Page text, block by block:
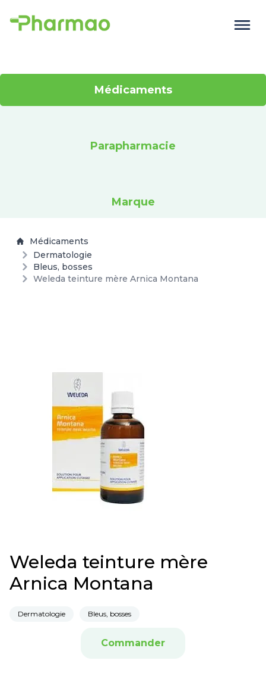
Médicaments
Parapharmacie
Marque
Médicaments
Dermatologie
Bleus, bosses
Weleda teinture mère Arnica Montana
Weleda teinture mère
Arnica Montana
Dermatologie Bleus, bosses
Commander